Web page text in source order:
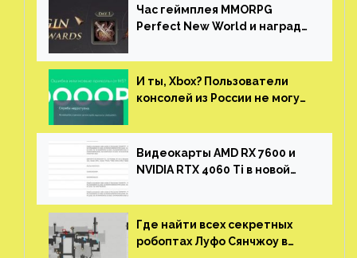
Час геймплея MMORPG
Perfect New World и награды
И ты, Xbox? Пользователи
консолей из России не могут
Видеокарты AMD RX 7600 и
NVIDIA RTX 4060 Ti в новой
Где найти всех секретных
робоптах Луфо Сянчжоу в